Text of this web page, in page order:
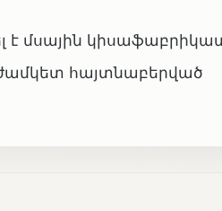
է մսային
հայտնաբերված